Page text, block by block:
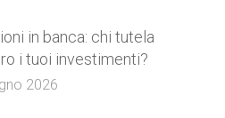
in banca: chi tutela
i tuoi investimenti?
2026